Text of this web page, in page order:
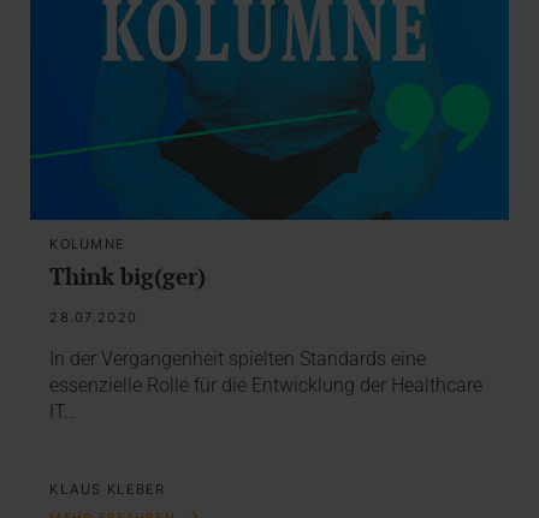
KOLUMNE
Think big(ger)
28.07.2020
In der Vergangenheit spielten Standards eine
essenzielle Rolle für die Entwicklung der Healthcare
IT…
KLAUS KLEBER